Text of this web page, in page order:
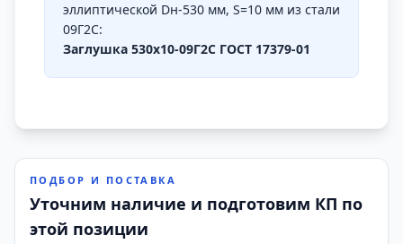
эллиптической Dн-530 мм, S=10 мм из стали
09Г2С:
Заглушка 530х10-09Г2С ГОСТ 17379-01
ПОДБОР И ПОСТАВКА
Уточним наличие и подготовим КП по
этой позиции